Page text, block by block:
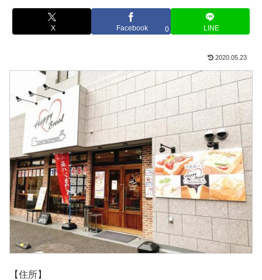
X Facebook 0 LINE
2020.05.23
【住所】